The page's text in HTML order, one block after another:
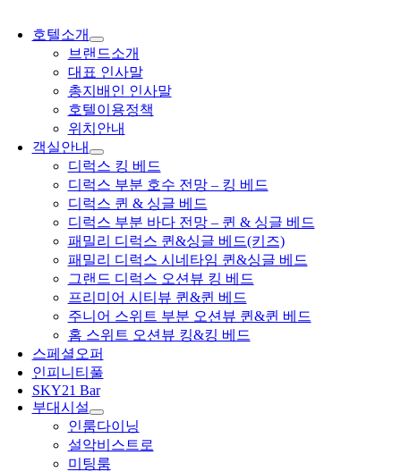
호텔소개
브랜드소개
대표 인사말
총지배인 인사말
호텔이용정책
위치안내
객실안내
디럭스 킹 베드
디럭스 부분 호수 전망 – 킹 베드
디럭스 퀸 & 싱글 베드
디럭스 부분 바다 전망 – 퀸 & 싱글 베드
패밀리 디럭스 퀸&싱글 베드(키즈)
패밀리 디럭스 시네타임 퀸&싱글 베드
그랜드 디럭스 오션뷰 킹 베드
프리미어 시티뷰 퀸&퀸 베드
주니어 스위트 부분 오션뷰 퀸&퀸 베드
홈 스위트 오션뷰 킹&킹 베드
스페셜오퍼
인피니티풀
SKY21 Bar
부대시설
인룸다이닝
설악비스트로
미팅룸